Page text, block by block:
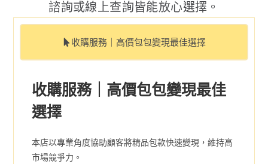
諮詢或線上查詢皆能放心選擇。
收購服務｜高價包包變現最佳選擇
收購服務｜高價包包變現最佳
選擇
本店以專業角度協助顧客將精品包款快速變現，維持高
市場競爭力。